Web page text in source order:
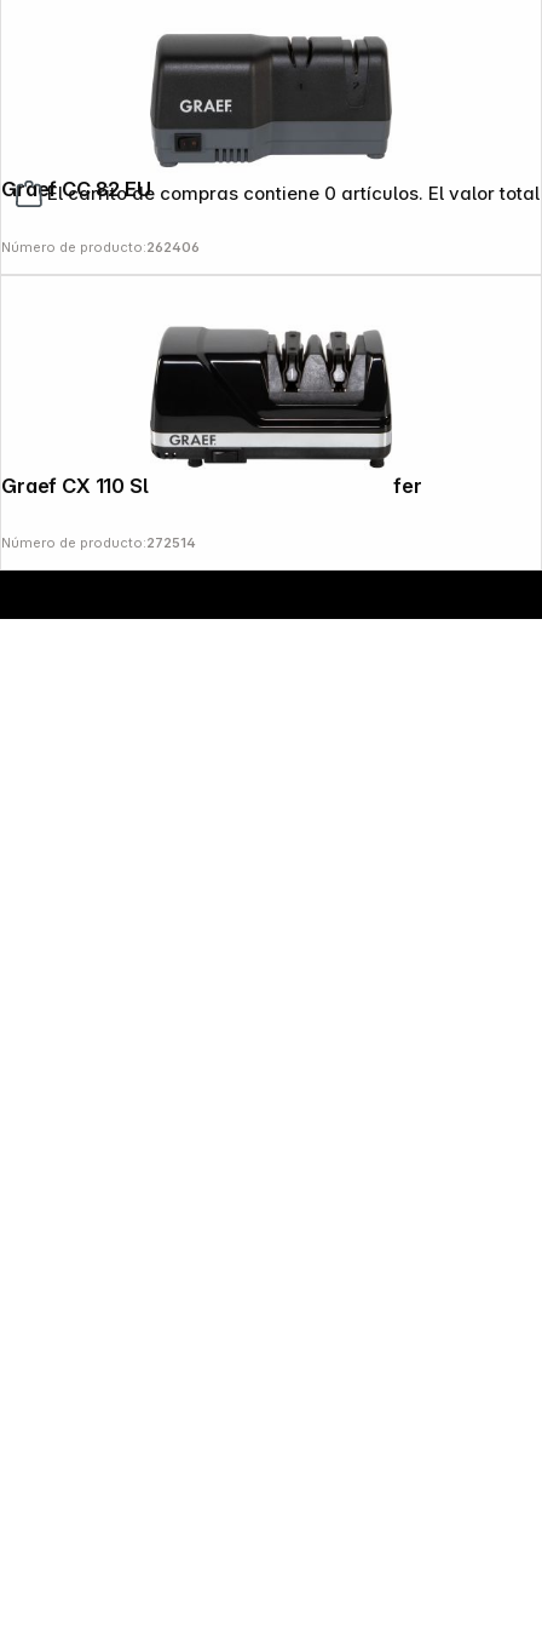
El carrito de compras contiene 0 artículos. El valor
Graef CC 82 EU Messerschärfer
Número de producto:262406
Graef CX 110 SlicedKitchen Messerschärfer
Número de producto:272514
Copyright © 2000 - 2026 DIFOX. All rights reserved.